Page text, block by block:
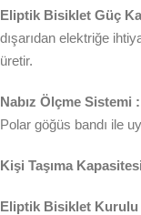
Eliptik Bisiklet Güç
dışarıdan elektriğe
üretir.
Nabız Ölçme Sistemi :
Polar göğüs bandı ile
Kişi Taşıma
Eliptik Bisiklet Kurulu